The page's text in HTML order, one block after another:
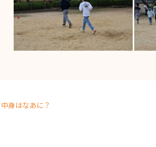
中身はなあに？